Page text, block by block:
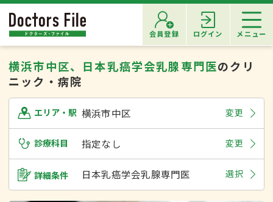
会員登録 ログイン メニュー
横浜市中区、日本乳癌学会乳腺専門医のクリ
ニック・病院
エリア・駅 横浜市中区 変更
診療科目 指定なし 変更
詳細条件 日本乳癌学会乳腺専門医 選択